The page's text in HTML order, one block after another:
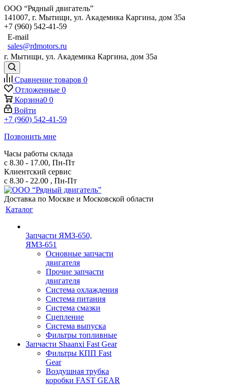
ООО “Рядный двигатель”
141007, г. Мытищи, ул. Академика Каргина, дом 35а
+7 (960) 542-41-59
E-mail
sales@rdmotors.ru
г. Мытищи, ул. Академика Каргина, дом 35а
Сравнение товаров 0
Отложенные 0
Корзина0 0
Войти
+7 (960) 542-41-59
Позвонить мне
Часы работы склада
с 8.30 - 17.00, Пн-Пт
Клиентский сервис
с 8.30 - 22.00 , Пн-Пт
Доставка по Москве и Московской области
Каталог
Запчасти ЯМЗ-650,
ЯМЗ-651
Основные запчасти
двигателя
Прочие запчасти
двигателя
Система охлаждения
Система питания
Система смазки
Сцепление
Система выпуска
Фильтры топливные
Запчасти Shaanxi Fast Gear
Фильтры КПП Fast
Gear
Воздушная трубка
коробки FAST GEAR